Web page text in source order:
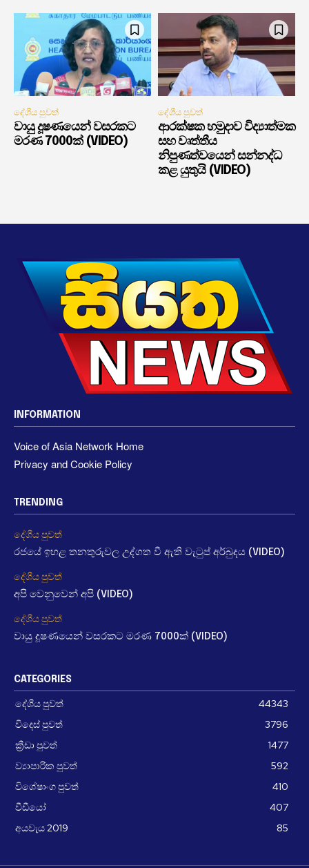
දේශීය පුවත්
වායු දූෂණයෙන් වසරකට
මරණ 7000ක් (VIDEO)
දේශීය පුවත්
ආරක්ෂක හමුදාව විද්‍යාත්මක
සහ වෘත්තීය
නිපුණත්වයෙන් සන්නද්ධ
කළ යුතුයි (VIDEO)
INFORMATION
Voice of Asia Network Home
Privacy and Cookie Policy
TRENDING
දේශීය පුවත්
රජයේ ඉහළ තනතුරුවල උද්ගත වී ඇති වැටුප් අර්බුදය (VIDEO)
දේශීය පුවත්
අපි වෙනුවෙන් අපි (VIDEO)
දේශීය පුවත්
වායු දූෂණයෙන් වසරකට මරණ 7000ක් (VIDEO)
CATEGORIES
දේශීය පුවත්
44343
විදෙස් පුවත්
3796
ක්‍රීඩා පුවත්
1477
ව්‍යාපාරික පුවත්
592
විශේෂාංග පුවත්
410
වීඩීයෝ
407
අයවැය 2019
85